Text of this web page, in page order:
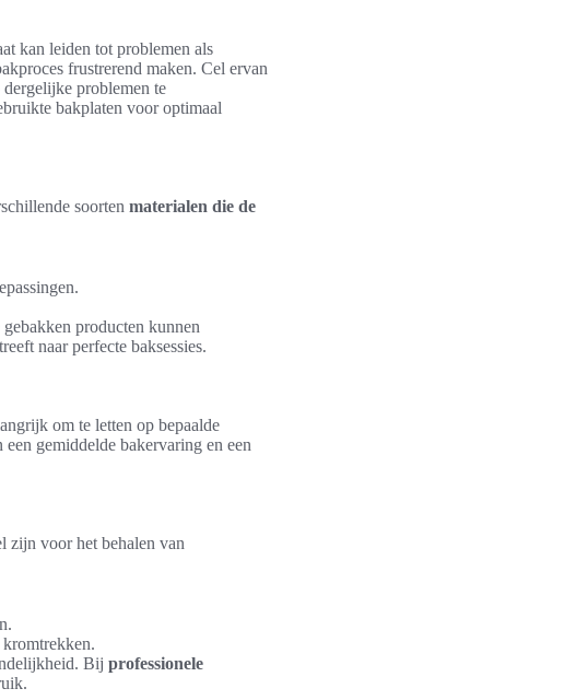
kan leiden tot problemen als
frustrerend maken. Cel ervan
problemen te
bakplaten voor optimaal
soorten materialen die de
producten kunnen
naar perfecte baksessies.
om te letten op bepaalde
gemiddelde bakervaring en een
zijn voor het behalen van
Bij professionele